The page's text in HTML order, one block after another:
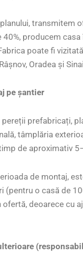
transmitem
40%, producem
poate fi
Oradea și
pe șantier
prefabricați,
tâmplăria
de aproximativ
de montaj,
(pentru o casă de
ofertă, deoarece cu